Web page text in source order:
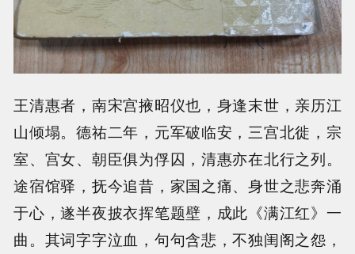
王清惠者，南宋宫掖昭仪也，身逢末世，亲历江
山倾塌。德祐二年，元军破临安，三宫北徙，宗
室、宫女、朝臣俱为俘囚，清惠亦在北行之列。
途宿馆驿，抚今追昔，家国之痛、身世之悲奔涌
于心，遂半夜披衣挥笔题壁，成此《满江红》一
曲。其词字字泣血，句句含悲，不独闺阁之怨，